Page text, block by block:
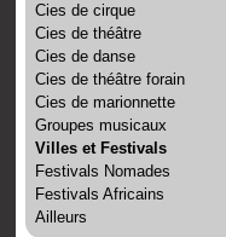
Cies de cirque
Cies de théâtre
Cies de danse
Cies de théâtre forain
Cies de marionnette
Groupes musicaux
Villes et Festivals
Festivals Nomades
Festivals Africains
Ailleurs